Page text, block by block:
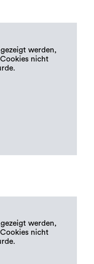
werden,
nicht
werden,
nicht